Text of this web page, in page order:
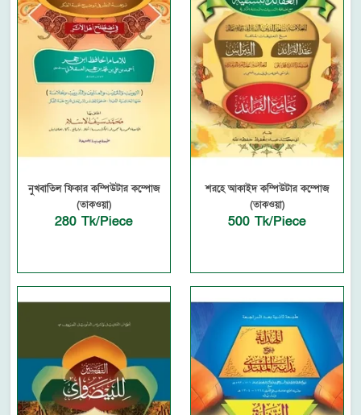
নুখবাতিল ফিকার কম্পিউটার কম্পোজ
(তাকওয়া)
280 Tk/Piece
শরহে আকাইদ কম্পিউটার কম্পোজ
(তাকওয়া)
500 Tk/Piece